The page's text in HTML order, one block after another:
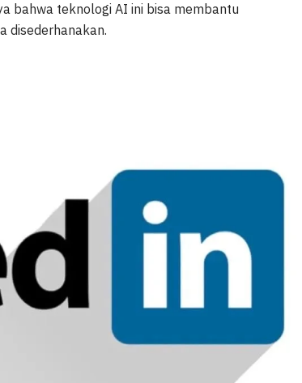
bahwa teknologi AI ini bisa membantu
disederhanakan.